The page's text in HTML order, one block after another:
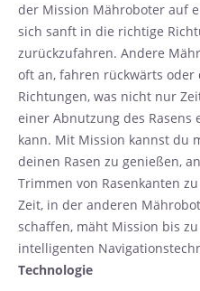
der Mission Mähroboter auf
sich sanft in die richtige
zurückzufahren. Andere
oft an, fahren rückwärts
Richtungen, was nicht nur
einer Abnutzung des
kann. Mit Mission kannst du
deinen Rasen zu genießen,
Trimmen von Rasenkanten
Zeit, in der anderen
schaffen, mäht Mission bis
intelligenten
Technologie